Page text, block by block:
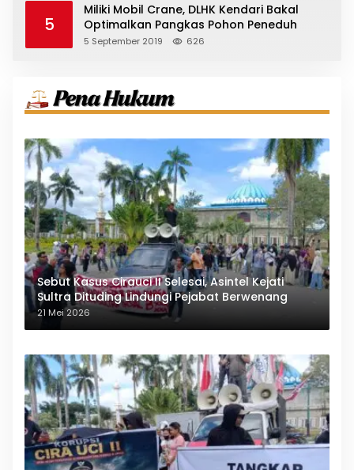
5
Miliki Mobil Crane, DLHK Kendari Bakal
Optimalkan Pangkas Pohon Peneduh
5 September 2019 626
Sebut Kasus Cirauci II Selesai, Asintel Kejati
Sultra Dituding Lindungi Pejabat Berwenang
21 Mei 2026